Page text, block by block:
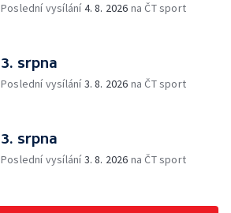
Poslední vysílání4. 8. 2026 na ČT sport
3. srpna
Poslední vysílání3. 8. 2026 na ČT sport
3. srpna
Poslední vysílání3. 8. 2026 na ČT sport